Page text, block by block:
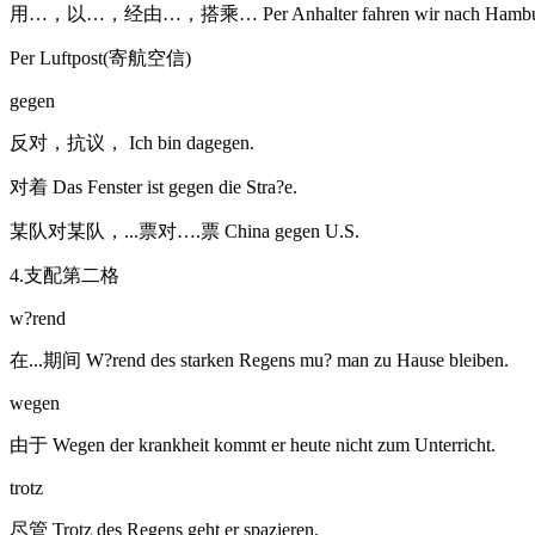
用…，以…，经由…，搭乘… Per Anhalter fahren wir nach
Per Luftpost(寄航空信)
gegen
反对，抗议， Ich bin dagegen.
对着 Das Fenster ist gegen die Stra?e.
某队对某队，...票对….票 China gegen U.S.
4.支配第二格
w?rend
在...期间 W?rend des starken Regens mu? man zu Hause bleiben.
wegen
由于 Wegen der krankheit kommt er heute nicht zum Unterricht.
trotz
尽管 Trotz des Regens geht er spazieren.